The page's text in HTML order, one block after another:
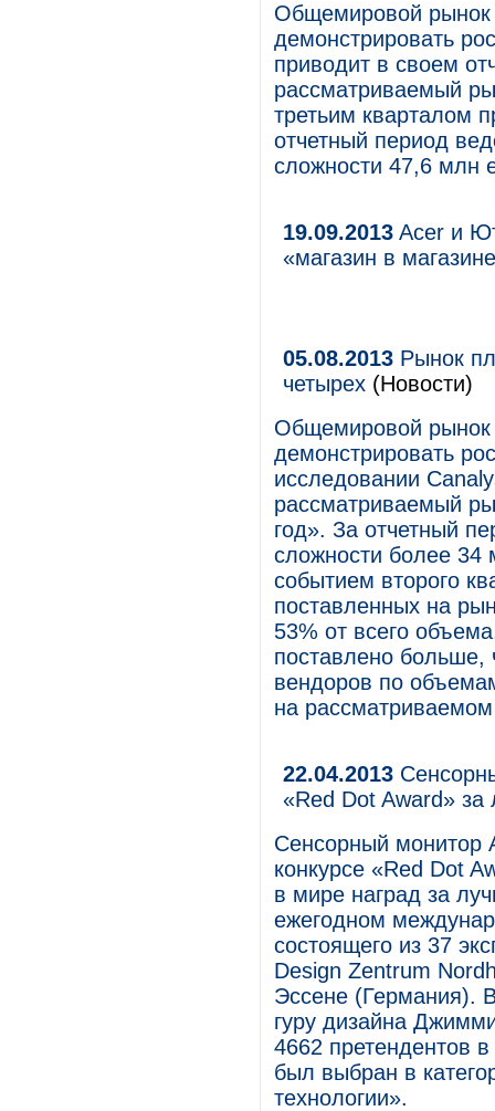
Общемировой рынок
демонстрировать
приводит в своем
рассматриваемый
третьим кварталом
отчетный период
сложности 47,6 млн
19.09.2013 Acer и
«магазин в
05.08.2013 Рынок
четырех (Новости)
Общемировой рынок
демонстрировать
исследовании
рассматриваемый
год». За отчетный
сложности более
событием второго
поставленных на
53% от всего
поставлено
вендоров по
на
22.04.2013
«Red Dot Award»
Сенсорный монитор
конкурсе «Red Dot
в мире наград за
ежегодном
состоящего из 37
Design Zentrum
Эссене (Германия).
гуру дизайна
4662 претендентов
был выбран в
технологии».